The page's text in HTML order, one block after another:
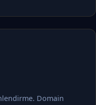
Domain